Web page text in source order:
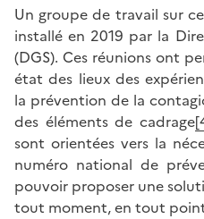
Un groupe de travail sur
installé en 2019 par la
(DGS). Ces réunions ont
état des lieux des
la prévention de la
des éléments de cadrage
sont orientées vers la
numéro national de
pouvoir proposer une
tout moment, en tout